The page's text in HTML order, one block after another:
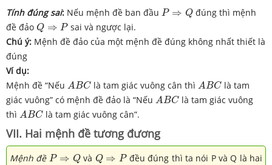
Tính đúng sai: Nếu mệnh đề ban đầu P ⇒ Q
P⇒ Q
đúng thì mệnh
đề đảo Q ⇒ P
Q⇒ P
sai và ngược lại.
Chú ý: Mệnh đề đảo của một mệnh đề đúng không nhất thiết là
đúng
Ví dụ:
Mệnh đề “Nếu ABC
A BC là tam giác vuông cân thì ABC
ABC là tam
giác vuông” có mệnh đề đảo là “Nếu ABC
A BC là tam giác vuông
thì ABC
A BC là tam giác vuông cân”.
VII. Hai mệnh đề tương đương
Mệnh đề P ⇒ Q
P⇒ Q và Q ⇒ P
Q⇒ P
đều đúng thì ta nói P và Q là hai